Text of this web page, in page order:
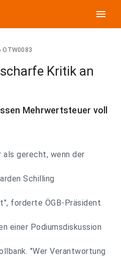
menu
OTW0083
Kritik an
Mehrwertsteuer voll
als gerecht, wenn der
Schilling
forderte ÖGB-Präsident
einer Podiumsdiskussion
"Wer Verantwortung